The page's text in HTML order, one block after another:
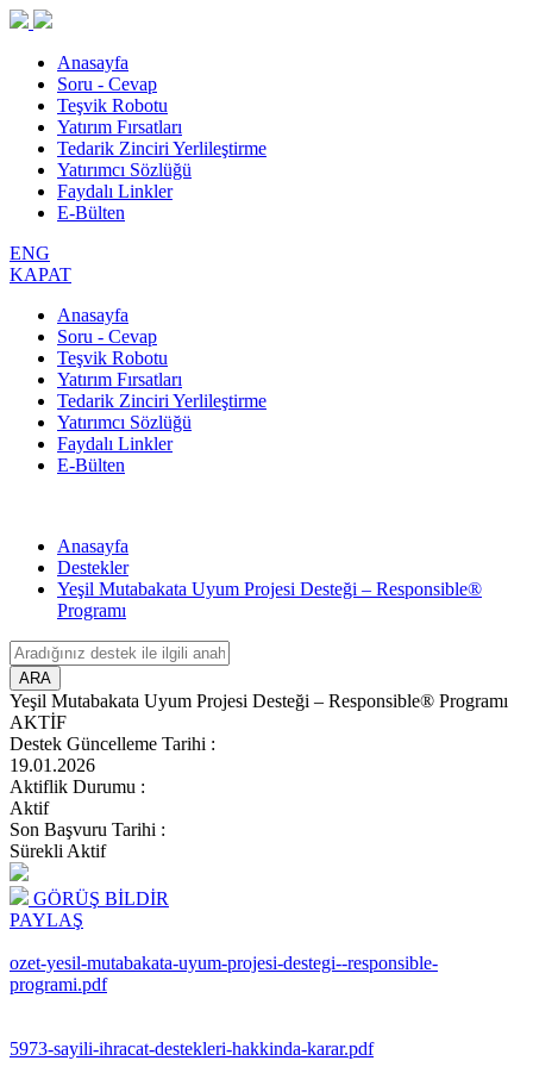
Anasayfa
Soru - Cevap
Teşvik Robotu
Yatırım Fırsatları
Tedarik Zinciri Yerlileştirme
Yatırımcı Sözlüğü
Faydalı Linkler
E-Bülten
ENG
KAPAT
Anasayfa
Soru - Cevap
Teşvik Robotu
Yatırım Fırsatları
Tedarik Zinciri Yerlileştirme
Yatırımcı Sözlüğü
Faydalı Linkler
E-Bülten
Anasayfa
Destekler
Yeşil Mutabakata Uyum Projesi Desteği – Responsible®
Programı
ARA
Yeşil Mutabakata Uyum Projesi Desteği – Responsible® Programı
AKTİF
Destek Güncelleme Tarihi :
19.01.2026
Aktiflik Durumu :
Aktif
Son Başvuru Tarihi :
Sürekli Aktif
GÖRÜŞ BİLDİR
PAYLAŞ
ozet-yesil-mutabakata-uyum-projesi-destegi--responsible-
programi.pdf
5973-sayili-ihracat-destekleri-hakkinda-karar.pdf